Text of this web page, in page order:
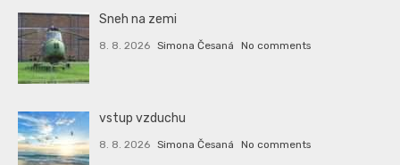
Sneh na zemi
8. 8. 2026 Simona Česaná No comments
vstup vzduchu
8. 8. 2026 Simona Česaná No comments